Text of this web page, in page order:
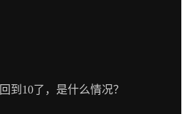
到10了，是什么情况？